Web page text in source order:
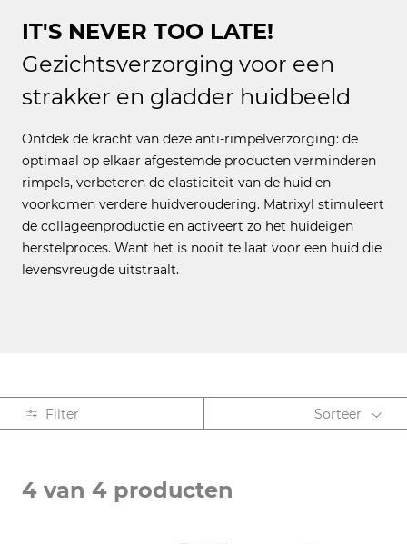
IT'S NEVER TOO LATE!
Gezichtsverzorging voor een
strakker en gladder huidbeeld
Ontdek de kracht van deze anti-rimpelverzorging: de
optimaal op elkaar afgestemde producten verminderen
rimpels, verbeteren de elasticiteit van de huid en
voorkomen verdere huidveroudering. Matrixyl stimuleert
de collageenproductie en activeert zo het huideigen
herstelproces. Want het is nooit te laat voor een huid die
levensvreugde uitstraalt.
Sorteer
Filter
Gezichtsreiniging (1)
4 van 4 producten